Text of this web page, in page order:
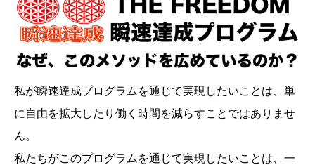
私が瞬速達成プログラムを通じて実現したいことは、単
に自由を拡大したり働く時間を減らすことではありませ
ん。
私たちがこのプログラムを通じて実現したいことは、一